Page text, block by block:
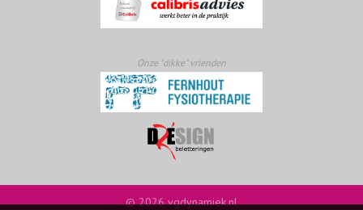
Onze "dikke" vrienden
© 2026 vgdynamiek.nl